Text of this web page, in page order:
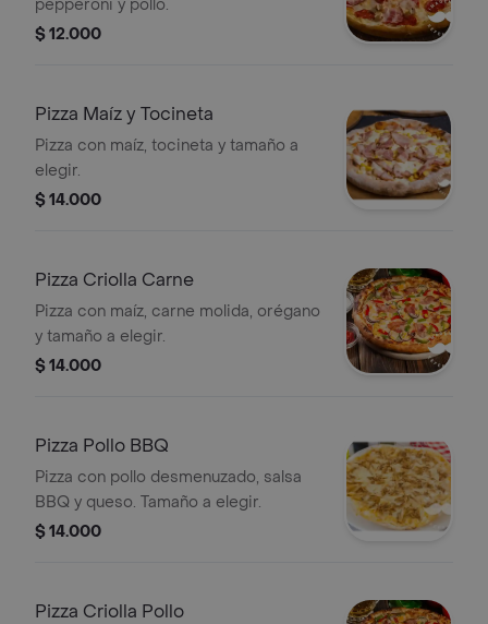
pepperoni y pollo.
$ 12.000
Pizza Maíz y Tocineta
Pizza con maíz, tocineta y tamaño a
elegir.
$ 14.000
Pizza Criolla Carne
Pizza con maíz, carne molida, orégano
y tamaño a elegir.
$ 14.000
Pizza Pollo BBQ
Pizza con pollo desmenuzado, salsa
BBQ y queso. Tamaño a elegir.
$ 14.000
Pizza Criolla Pollo